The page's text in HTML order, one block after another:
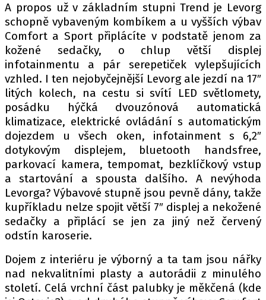
OSOBNÍ ÚDAJE / COOKIES
Provozovatelem serveru autoroad.cz je
INCORP MEDIA GROUP s.r.o., IČ: 118 23 054
A propos už v základním stupni Trend je Levorg
schopně vybaveným kombíkem a u vyšších výbav
Comfort a Sport připlácíte v podstatě jenom za
kožené sedačky, o chlup větší displej
infotainmentu a pár serepetiček vylepšujících
vzhled. I ten nejobyčejnější Levorg ale jezdí na 17″
litých kolech, na cestu si svítí LED světlomety,
posádku hýčká dvouzónová automatická
klimatizace, elektrické ovládání s automatickým
dojezdem u všech oken, infotainment s 6,2″
dotykovým displejem, bluetooth handsfree,
parkovací kamera, tempomat, bezklíčkový vstup
a startování a spousta dalšího. A nevýhoda
Levorga? Výbavové stupně jsou pevně dány, takže
kupříkladu nelze spojit větší 7″ displej a nekožené
sedačky a připlácí se jen za jiný než červený
odstín karoserie.
Dojem z interiéru je výborný a ta tam jsou nářky
nad nekvalitními plasty a autorádii z minulého
století. Celá vrchní část palubky je měkčená (kde